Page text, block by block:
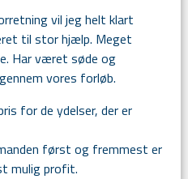
vil jeg helt klart
til stor hjælp. Meget
Har været søde og
vores forløb.
for de ydelser, der er
først og fremmest er
mulig profit.